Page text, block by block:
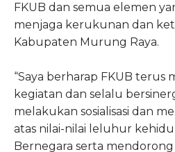
FKUB dan semua elemen
menjaga kerukunan dan
Kabupaten Murung Raya.
“Saya berharap FKUB terus
kegiatan dan selalu
melakukan sosialisasi dan
atas nilai-nilai leluhur
Bernegara serta